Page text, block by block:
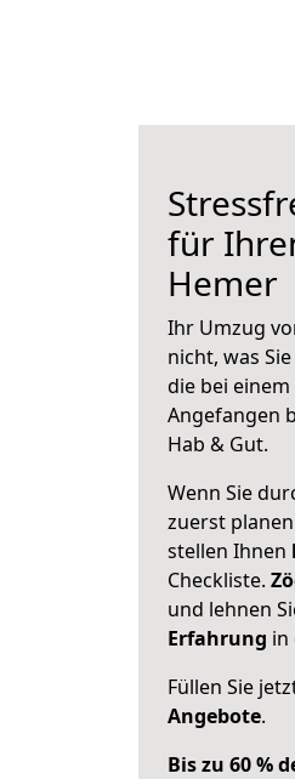
für
Hemer
Ihr Umzug
nicht, was
die bei
Angefangen
Hab & Gut.
Wenn Sie
zuerst
stellen Ihnen
Checkliste.
und lehnen
Erfahrung in
Füllen Sie
Angebote.
Bis zu 60 %